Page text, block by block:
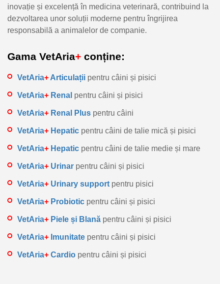
inovație și excelență în medicina veterinară, contribuind la
dezvoltarea unor soluții moderne pentru îngrijirea
responsabilă a animalelor de companie.
Gama VetAria+ conține:
VetAria+ Articulații pentru câini și pisici
VetAria+ Renal pentru câini și pisici
VetAria+ Renal Plus pentru câini
VetAria+ Hepatic pentru câini de talie mică și pisici
VetAria+ Hepatic pentru câini de talie medie și mare
VetAria+ Urinar pentru câini și pisici
VetAria+ Urinary support pentru pisici
VetAria+ Probiotic pentru câini și pisici
VetAria+ Piele și Blană pentru câini și pisici
VetAria+ Imunitate pentru câini și pisici
VetAria+ Cardio pentru câini și pisici